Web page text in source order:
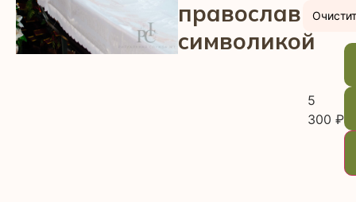
православной
символикой
5
300 ₽